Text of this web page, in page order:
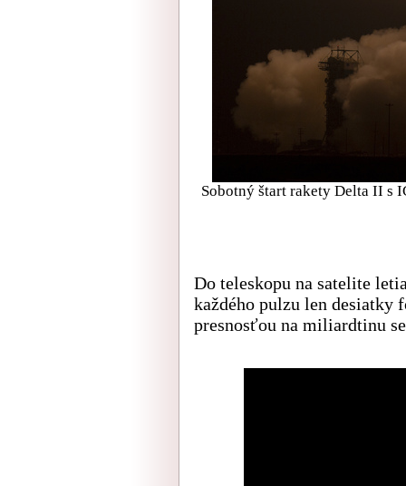
Sobotný štart rakety Delta II s
Do teleskopu na satelite
každého pulzu len desiatky
presnosťou na miliardtinu